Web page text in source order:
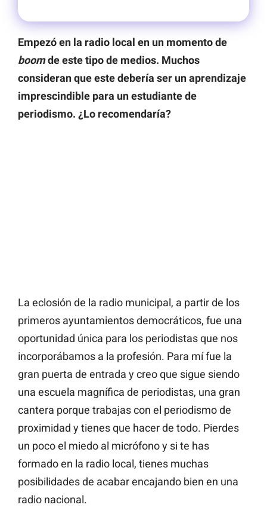
Empezó en la radio local en un momento de
boomde este tipo de medios. Muchos
consideran que este debería ser un aprendizaje
imprescindible para un estudiante de
periodismo. ¿Lo recomendaría?
La eclosión de la radio municipal, a partir de los
primeros ayuntamientos democráticos, fue una
oportunidad única para los periodistas que nos
incorporábamos a la profesión. Para mí fue la
gran puerta de entrada y creo que sigue siendo
una escuela magnífica de periodistas, una gran
cantera porque trabajas con el periodismo de
proximidad y tienes que hacer de todo. Pierdes
un poco el miedo al micrófono y si te has
formado en la radio local, tienes muchas
posibilidades de acabar encajando bien en una
radio nacional.